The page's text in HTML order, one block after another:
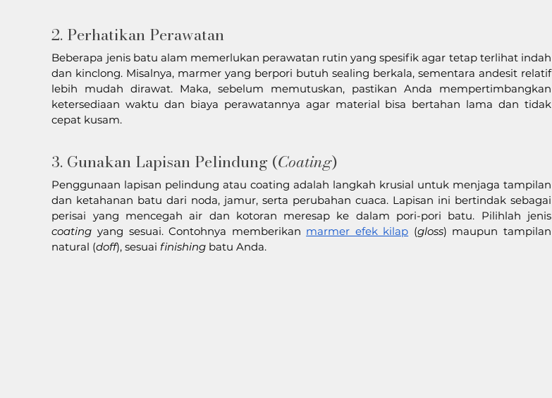
2. Perhatikan Perawatan
Beberapa jenis batu alam memerlukan perawatan rutin yang spesifik agar tetap terlihat indah
dan kinclong. Misalnya, marmer yang berpori butuh sealing berkala, sementara andesit relatif
lebih mudah dirawat. Maka, sebelum memutuskan, pastikan Anda mempertimbangkan
ketersediaan waktu dan biaya perawatannya agar material bisa bertahan lama dan tidak
cepat kusam.
3. Gunakan Lapisan Pelindung (Coating)
Penggunaan lapisan pelindung atau coating adalah langkah krusial untuk menjaga tampilan
dan ketahanan batu dari noda, jamur, serta perubahan cuaca. Lapisan ini bertindak sebagai
perisai yang mencegah air dan kotoran meresap ke dalam pori-pori batu. Pilihlah jenis
coating yang sesuai. Contohnya memberikan marmer efek kilap (gloss) maupun tampilan
natural (doff), sesuai finishing batu Anda.